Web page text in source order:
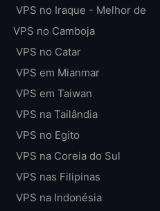
VPS no Iraque - Melhor de
VPS no Camboja
VPS no Catar
VPS em Mianmar
VPS em Taiwan
VPS na Tailândia
VPS no Egito
VPS na Coreia do Sul
VPS nas Filipinas
VPS na Indonésia